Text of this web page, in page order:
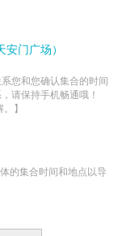
门广场）
您和您确认集合的时间
请保持手机畅通哦！
】
的集合时间和地点以导